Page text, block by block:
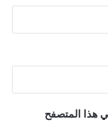
هذا المتصفح